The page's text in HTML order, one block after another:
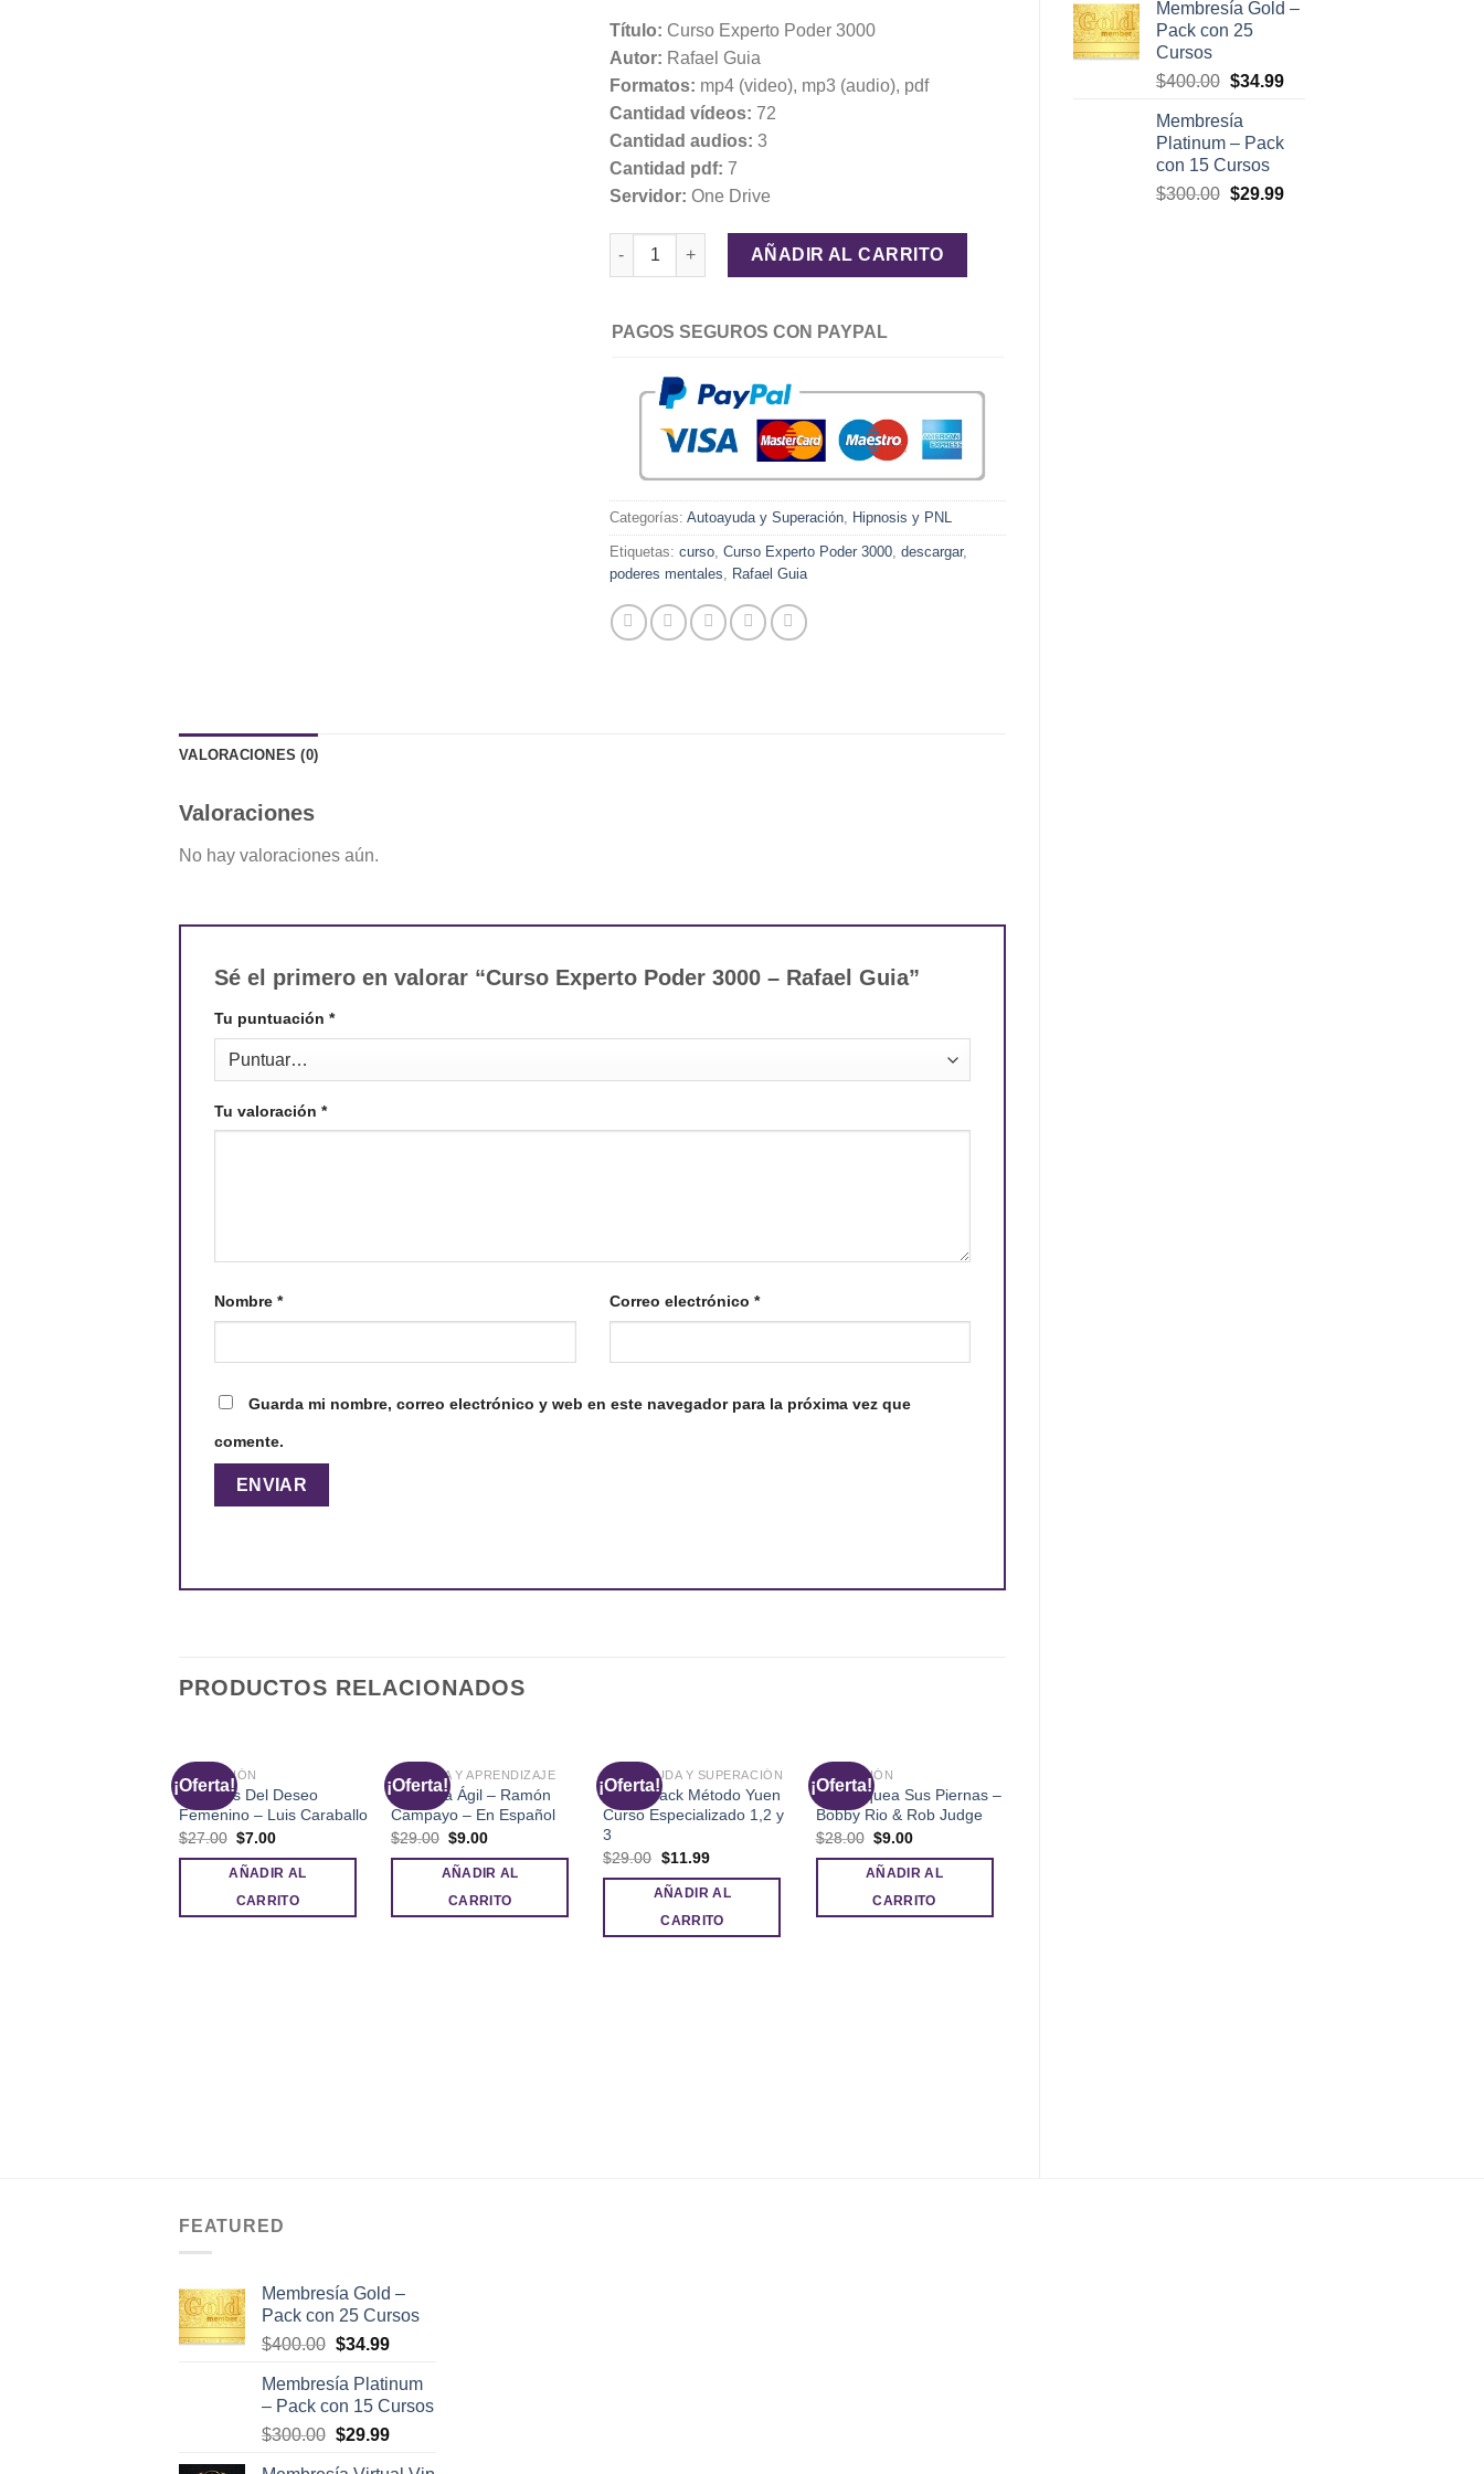
original
era:
actual
Membresía Gold –
Pack con 25
Cursos
$400.00 El
original
era:
$400.00.
$34.99El
es:
Membresía
Platinum – Pack
con 15 Cursos
$300.00 El
$29.99El
Título: Curso Experto Poder 3000
Autor: Rafael Guia
Formatos: mp4 (video), mp3 (audio), pdf
Cantidad vídeos: 72
Cantidad audios: 3
Cantidad pdf: 7
Servidor: One Drive
Curso Experto Poder 3000 - Rafael Guia cantidad
AÑADIR AL CARRITO
PAGOS SEGUROS CON PAYPAL
Categorías: Autoayuda y Superación, Hipnosis y PNL
Etiquetas: curso, Curso Experto Poder 3000, descargar,
poderes mentales
Rafael Guia
VALORACIONES (0)
Valoraciones
No hay valoraciones aún.
Sé el primero en valorar “Curso Experto Poder 3000 – Rafael Guia”
Tu puntuación *
Tu valoración *
Nombre * Correo electrónico *
Guarda mi nombre, correo electrónico y web en este navegador para la próxima vez que
comente.
PRODUCTOS RELACIONADOS
¡Oferta!
SEDUCCIÓN
Secretos Del Deseo
Femenino – Luis Caraballo
$27.00 El
original
era:
$27.00.
$7.00El
actual
es:
$7.00.
AÑADIR AL
CARRITO
¡Oferta!
MEMORIA Y APRENDIZAJE
Memoria Ágil – Ramón
Campayo – En Español
$29.00 El
original
era:
$29.00.
$9.00El
actual
es:
$9.00.
AÑADIR AL
CARRITO
¡Oferta!
AUTOAYUDA Y SUPERACIÓN
Super Pack Método Yuen
Curso Especializado 1,2 y
3
$29.00 El
original
era:
$29.00.
$11.99El
actual
es:
$11.99.
AÑADIR AL
CARRITO
¡Oferta!
SEDUCCIÓN
Desbloquea Sus Piernas –
Bobby Rio & Rob Judge
$28.00 El
original
era:
$28.00.
$9.00El
actual
es:
$9.00.
AÑADIR AL
CARRITO
FEATURED
Membresía Gold –
Pack con 25 Cursos
$400.00 El
original
era:
$400.00.
$34.99El
actual
es:
$34.99.
Membresía Platinum
– Pack con 15 Cursos
$300.00 El
$29.99El